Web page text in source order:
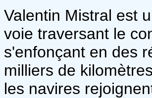
Valentin Mistral est
voie traversant le
s'enfonçant en des
milliers de
les navires